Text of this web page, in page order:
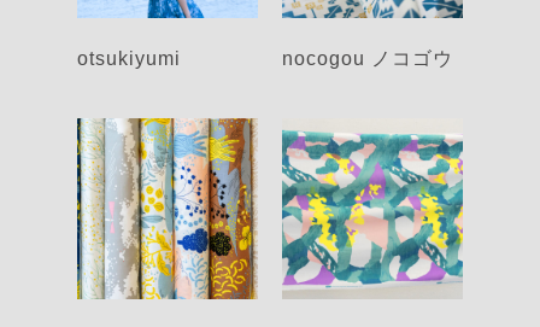
otsukiyumi nocogou ノコゴウ